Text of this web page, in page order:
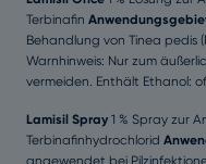
Terbinafin
Behandlung von Tinea pedis
Warnhinweis: Nur zum
vermeiden. Enthält Ethanol:
Lamisil Spray 1 % Spray zur
Terbinafinhydrochlorid